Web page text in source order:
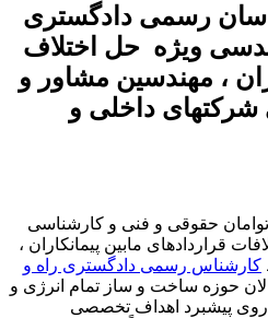
رسمی دادگستری
ویژه حل اختلاف
، مهندسین مشاور و
شرکتهای داخلی و
توامان حقوقی و فنی و کارشناسی
قراردادهای مابین پیمانکاران ،
کارشناس رسمی دادگستری راه و
حوزه ساخت و ساز تمام انرژی و
روی پیشبرد اهداف تخصصی